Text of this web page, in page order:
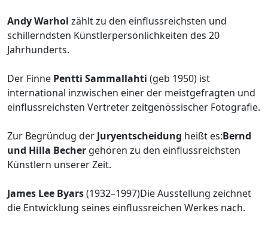
Andy Warhol zählt zu den einflussreichsten und
schillerndsten Künstlerpersönlichkeiten des 20
Jahrhunderts.
Der Finne Pentti Sammallahti (geb 1950) ist
international inzwischen einer der meistgefragten und
einflussreichsten Vertreter zeitgenössischer Fotografie.
Zur Begründug derJuryentscheidung heißt es:Bernd
und Hilla Becher gehören zu den einflussreichsten
Künstlern unserer Zeit.
James Lee Byars(1932–1997)Die Ausstellung zeichnet
die Entwicklung seines einflussreichen Werkes nach.